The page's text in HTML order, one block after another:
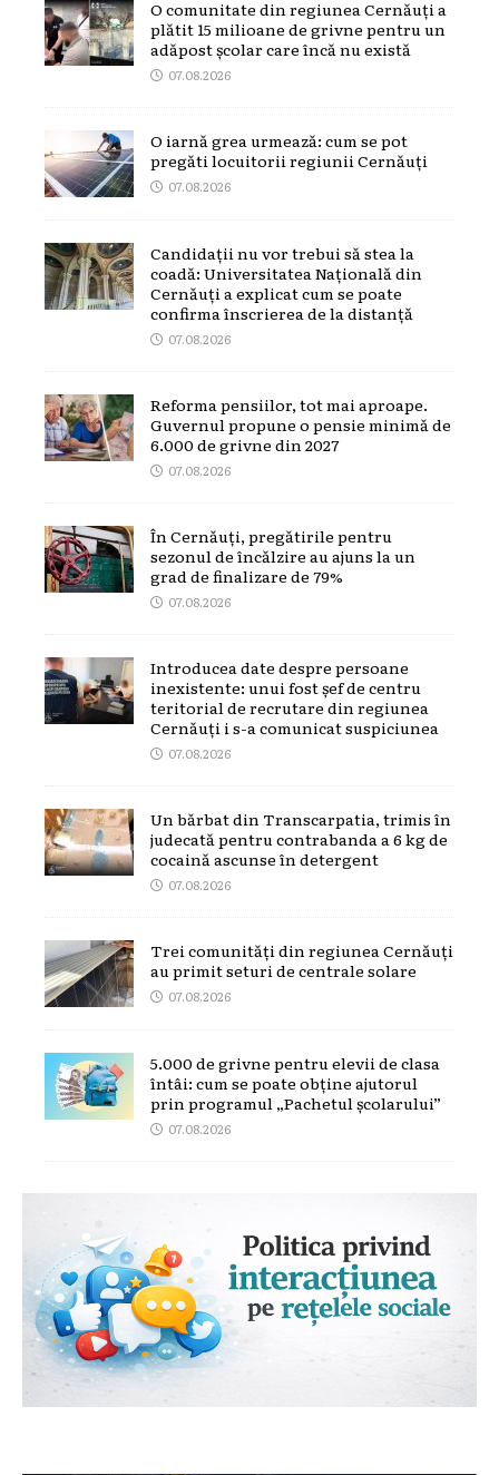
O comunitate din regiunea Cernăuți a
plătit 15 milioane de grivne pentru un
adăpost școlar care încă nu există
07.08.2026
O iarnă grea urmează: cum se pot
pregăti locuitorii regiunii Cernăuți
07.08.2026
Candidații nu vor trebui să stea la
coadă: Universitatea Națională din
Cernăuți a explicat cum se poate
confirma înscrierea de la distanță
07.08.2026
Reforma pensiilor, tot mai aproape.
Guvernul propune o pensie minimă de
6.000 de grivne din 2027
07.08.2026
În Cernăuți, pregătirile pentru
sezonul de încălzire au ajuns la un
grad de finalizare de 79%
07.08.2026
Introducea date despre persoane
inexistente: unui fost șef de centru
teritorial de recrutare din regiunea
Cernăuți i s-a comunicat suspiciunea
07.08.2026
Un bărbat din Transcarpatia, trimis în
judecată pentru contrabanda a 6 kg de
cocaină ascunse în detergent
07.08.2026
Trei comunități din regiunea Cernăuți
au primit seturi de centrale solare
07.08.2026
5.000 de grivne pentru elevii de clasa
întâi: cum se poate obține ajutorul
prin programul „Pachetul școlarului”
07.08.2026